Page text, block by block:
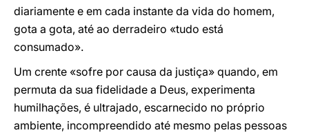
diariamente e em cada instante da vida do homem,
gota a gota, até ao derradeiro «tudo está
consumado».
Um crente «sofre por causa da justiça» quando, em
permuta da sua fidelidade a Deus, experimenta
humilhações, é ultrajado, escarnecido no próprio
ambiente, incompreendido até mesmo pelas pessoas